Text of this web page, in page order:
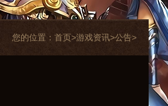
您的位置： 首页>游戏资讯>公告>